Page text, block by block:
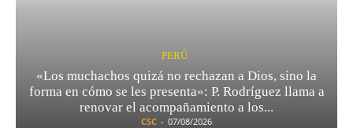
PERÚ
«Los muchachos quizá no rechazan a Dios, sino la
forma en cómo se les presenta»: P. Rodríguez llama a
renovar el acompañamiento a los...
CSC - 07/08/2026